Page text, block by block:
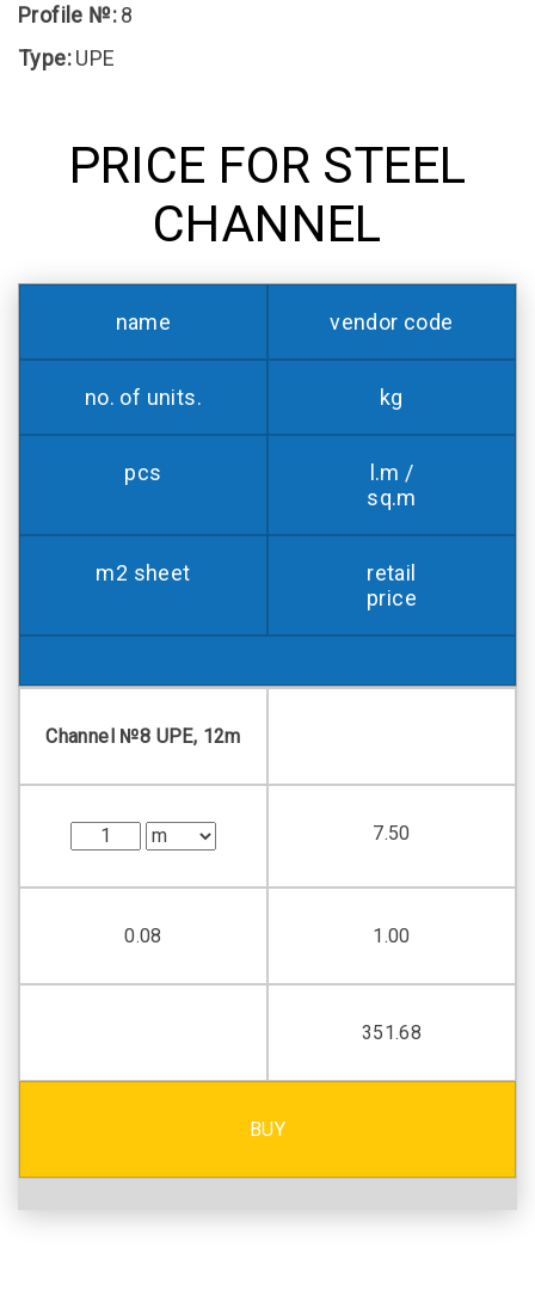
Profile №:8
Type:UPE
PRICE FOR STEEL
CHANNEL
name vendor code
no. of units. kg
pcs
l.m /
sq.m
m2 sheet
retail
price
Channel №8 UPE, 12m
7.50
0.08 1.00
351.68
BUY